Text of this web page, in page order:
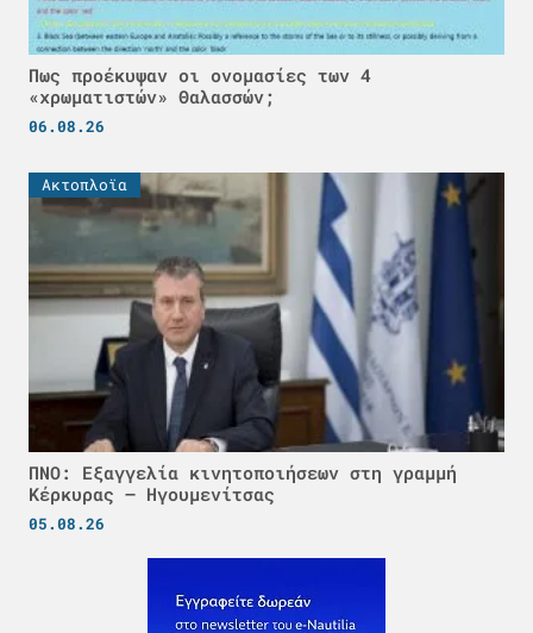
Πως προέκυψαν οι ονομασίες των 4
«χρωματιστών» Θαλασσών;
06.08.26
Ακτοπλοϊα
ΠΝΟ: Εξαγγελία κινητοποιήσεων στη γραμμή
Κέρκυρας – Ηγουμενίτσας
05.08.26